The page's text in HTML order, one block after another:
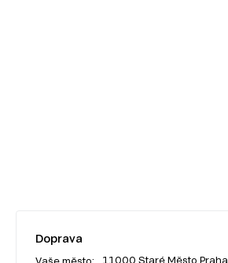
Doprava
11000 Staré Město Praha